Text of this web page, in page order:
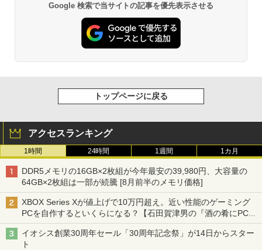
Google 検索で当サイトの記事を優先表示させる
トップページに戻る
アクセスランキング
1時間 24時間 1週間 1カ月
DDR5メモリの16GB×2枚組が今年最安の39,980円、大容量の
64GB×2枚組は一部が続騰 [8月前半のメモリ価格]
XBOX Series Xが値上げで10万円超え。近い性能のゲーミング
PCを自作するといくらになる？【石田賀津男の『酒の肴にPCゲ
ーム』】
イオシス創業30周年セール「30周年記念祭」が14日からスター
ト